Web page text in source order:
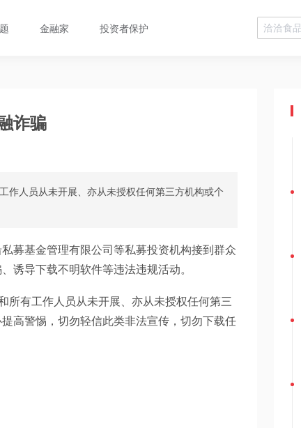
金融家 投资者保护
诈骗
作人员从未开展、亦从未授权任何第三方机构或个
募基金管理有限公司等私募投资机构接到群众
诱导下载不明软件等违法违规活动。
所有工作人员从未开展、亦从未授权任何第三
高警惕，切勿轻信此类非法宣传，切勿下载任